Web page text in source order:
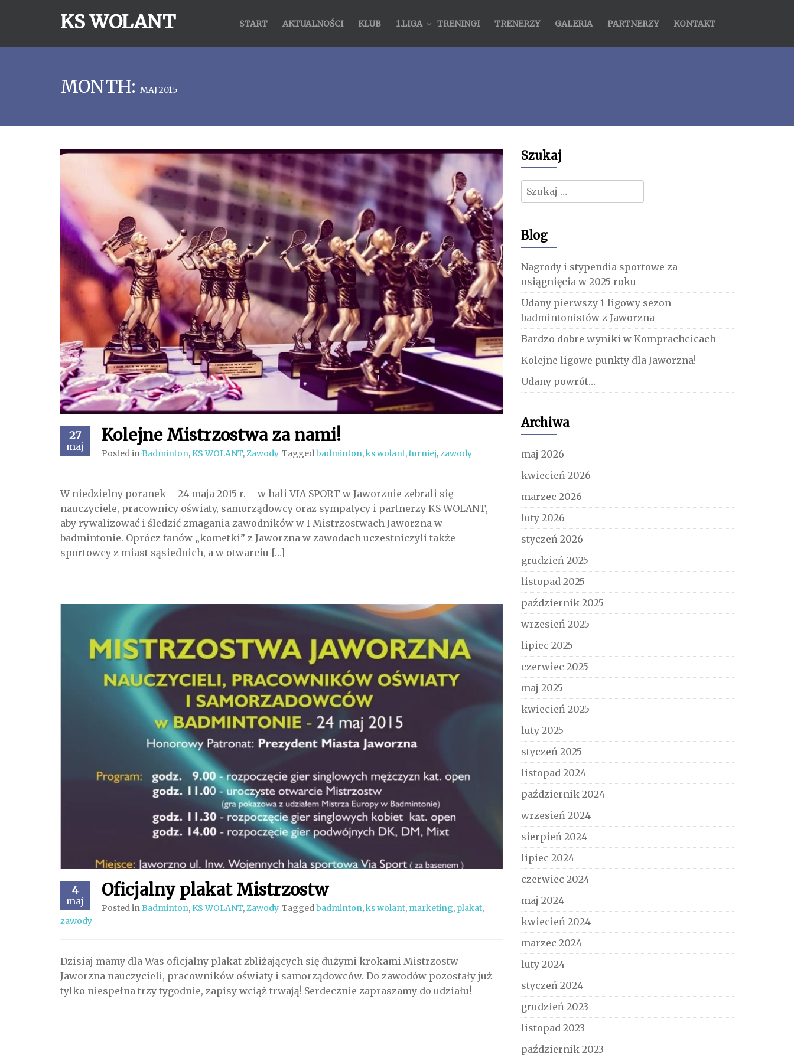
KS WOLANT START AKTUALNOŚCI KLUB 1.LIGA TRENINGI TRENERZY GALERIA PARTNERZY KONTAKT
MONTH: MAJ 2015
27
maj
Kolejne Mistrzostwa za nami!
Posted inBadminton, KS WOLANT,Zawody Taggedbadminton,ks wolant,turniej,zawody
W niedzielny poranek – 24 maja 2015 r. – w hali VIA SPORT w Jaworznie zebrali się
nauczyciele, pracownicy oświaty, samorządowcy oraz sympatycy i partnerzy KS WOLANT,
aby rywalizować i śledzić zmagania zawodników w I Mistrzostwach Jaworzna w
badmintonie. Oprócz fanów „kometki” z Jaworzna w zawodach uczestniczyli także
sportowcy z miast sąsiednich, a w otwarciu […]
4
maj
Oficjalny plakat Mistrzostw
Posted inBadminton, KS WOLANT,Zawody Taggedbadminton,ks wolant, marketing, plakat,
zawody
Dzisiaj mamy dla Was oficjalny plakat zbliżających się dużymi krokami Mistrzostw
Jaworzna nauczycieli, pracowników oświaty i samorządowców. Do zawodów pozostały już
tylko niespełna trzy tygodnie, zapisy wciąż trwają! Serdecznie zapraszamy do udziału!
Szukaj
Szukaj:
Blog
Nagrody i stypendia sportowe za
osiągnięcia w 2025 roku
Udany pierwszy 1-ligowy sezon
badmintonistów z Jaworzna
Bardzo dobre wyniki w Komprachcicach
Kolejne ligowe punkty dla Jaworzna!
Udany powrót…
Archiwa
maj 2026
kwiecień 2026
marzec 2026
luty 2026
styczeń 2026
grudzień 2025
listopad 2025
październik 2025
wrzesień 2025
lipiec 2025
czerwiec 2025
maj 2025
kwiecień 2025
luty 2025
styczeń 2025
listopad 2024
październik 2024
wrzesień 2024
sierpień 2024
lipiec 2024
czerwiec 2024
maj 2024
kwiecień 2024
marzec 2024
luty 2024
styczeń 2024
grudzień 2023
listopad 2023
październik 2023